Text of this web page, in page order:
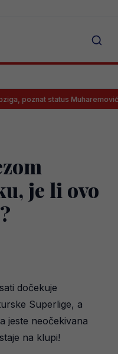
status Muharemovića
je li ovo
dočekuje
Superlige, a
jeste neočekivana
na klupi!